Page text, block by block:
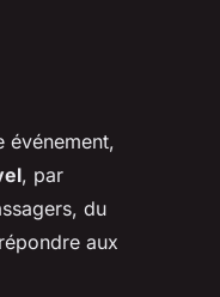
événement,
, par
du
aux